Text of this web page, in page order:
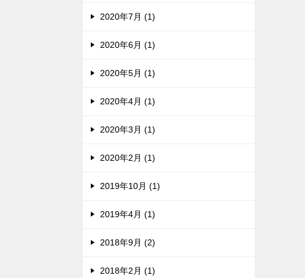
2020年7月 (1)
2020年6月 (1)
2020年5月 (1)
2020年4月 (1)
2020年3月 (1)
2020年2月 (1)
2019年10月 (1)
2019年4月 (1)
2018年9月 (2)
2018年2月 (1)